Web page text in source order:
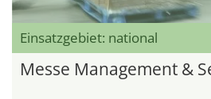
Einsatzgebiet: national
Messe Management &